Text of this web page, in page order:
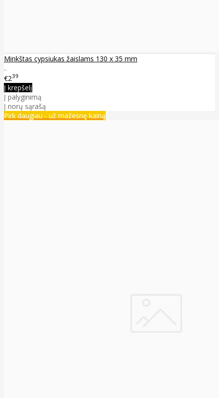
Minkštas cypsiukas žaislams 130 x 35 mm
..
€239
Į krepšelį
Į palyginimą
Į norų sąrašą
Pirk daugiau - už mažesnę kainą